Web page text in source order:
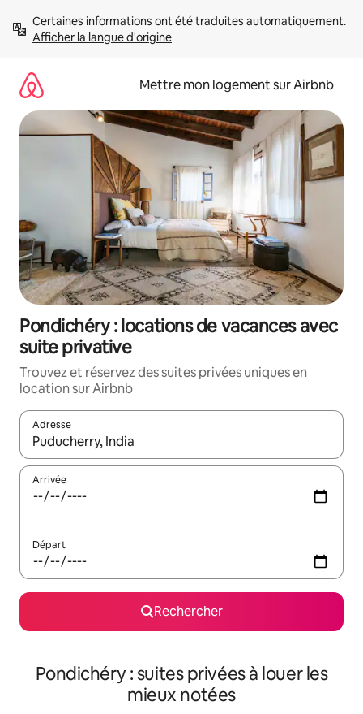
directement
Afficher la langue d'origine
Mettre mon logement sur Airbnb
Pondichéry : locations de vacances avec
suite privative
Trouvez et réservez des suites privées uniques en
location sur Airbnb
Adresse
Lorsque les résultats s'affichent, utilisez les flèches vers le
Arrivée
Départ
Rechercher
Pondichéry : suites privées à louer les
mieux notées